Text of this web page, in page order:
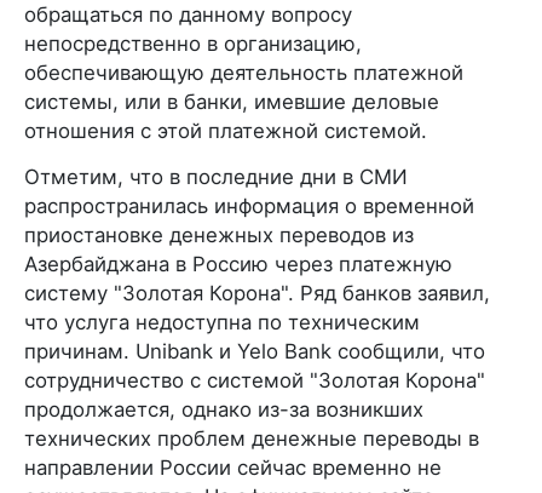
обращаться по данному вопросу
непосредственно в организацию,
обеспечивающую деятельность платежной
системы, или в банки, имевшие деловые
отношения с этой платежной системой.
Отметим, что в последние дни в СМИ
распространилась информация о временной
приостановке денежных переводов из
Азербайджана в Россию через платежную
систему "Золотая Корона". Ряд банков заявил,
что услуга недоступна по техническим
причинам. Unibank и Yelo Bank сообщили, что
сотрудничество с системой "Золотая Корона"
продолжается, однако из-за возникших
технических проблем денежные переводы в
направлении России сейчас временно не